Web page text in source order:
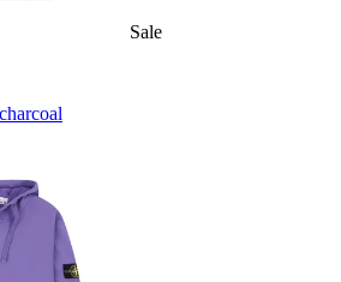
Sale